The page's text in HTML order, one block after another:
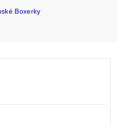
Boxerky